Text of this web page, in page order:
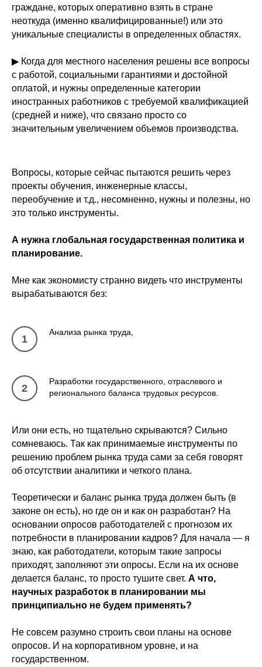
граждане, которых оперативно взять в стране
неоткуда (именно квалифицированные!) или это
уникальные специалисты в определенных областях.
▶ Когда для местного населения решены все вопросы
с работой, социальными гарантиями и достойной
оплатой, и нужны определенные категории
иностранных работников с требуемой квалификацией
(средней и ниже), что связано просто со
значительным увеличением объемов производства.
Вопросы, которые сейчас пытаются решить через
проекты обучения, инженерные классы,
переобучение и т.д., несомненно, нужны и полезны, но
это только инструменты.
А нужна глобальная государственная политика и
планирование.
Мне как экономисту странно видеть что инструменты
вырабатываются без:
1
Анализа рынка труда,
2
Разработки государственного, отраслевого и
регионального баланса трудовых ресурсов.
Или они есть, но тщательно скрываются? Сильно
сомневаюсь. Так как принимаемые инструменты по
решению проблем рынка труда сами за себя говорят
об отсутствии аналитики и четкого плана.
Теоретически и баланс рынка труда должен быть (в
законе он есть), но где он и как он разработан? На
основании опросов работодателей с прогнозом их
потребности в планировании кадров? Для начала — я
знаю, как работодатели, которым такие запросы
приходят, заполняют эти опросы. Если на их основе
делается баланс, то просто тушите свет. А что,
научных разработок в планировании мы
принципиально не будем применять?
Не совсем разумно строить свои планы на основе
опросов. И на корпоративном уровне, и на
государственном.